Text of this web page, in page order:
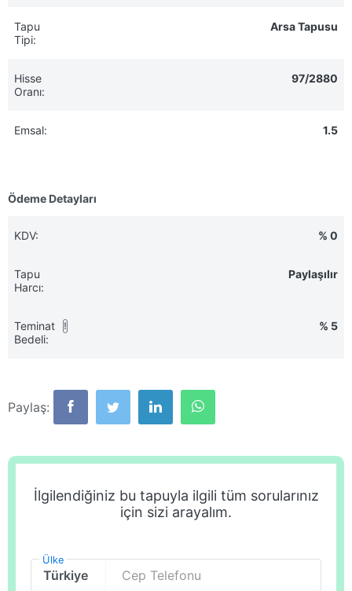
Tapu
Tipi:
Arsa Tapusu
Hisse
Oranı:
97/2880
Emsal: 1.5
Ödeme Detayları
KDV: % 0
Tapu
Harcı:
Paylaşılır
Teminat
Bedeli:
! % 5
Paylaş:
İlgilendiğiniz bu tapuyla ilgili tüm sorularınız
için sizi arayalım.
Ülke
Cep Telefonu